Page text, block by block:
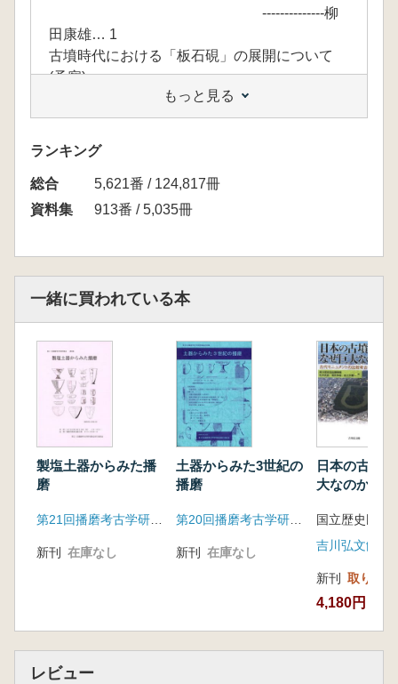
--------------柳
田康雄… 1
古墳時代における「板石硯」の展開について
(予察)-
------------久住
猛雄… 14
沖縄県の災害と遺跡‐沖縄戦の被害と自然災
害‐
----------------亀島慎吾… 24
慶州博物館の地震対応 -----------------------…田孝
熊本県における古墳の復旧と維持管理の取り組
みについて
鹿児島県における災害と文化
財……………………森幸一郎… 60
小部遺跡第 19 次調査の発掘調査成果
………弘中正芳・甲斐安寿生・矢部翔平… 70
箱崎地区における元寇防塁の構造と立地環境
三阪一徳・齋藤瑞穂・福永将大・谷直
子・宮本一夫… 80
心に-
………………秋田雄也… 90
ポスターセッション
「島の戦争」の記録・継承・活用
……………石田智子・兼城糸絵・佐藤宏之…
もっと見る
ランキング
総合
5,621番 / 124,817冊
資料集
913番 / 5,035冊
一緒に買われている本
製塩土器からみた播
磨
第21回播磨考古学研究集会実行委員会
新刊 在庫なし
土器からみた3世紀の
播磨
第20回播磨考古学研究集会実行委員会
新刊 在庫なし
日本の古墳
大なのか 古代モニュ
吉川弘文館
新刊 取り寄せ
4,180円
レビュー